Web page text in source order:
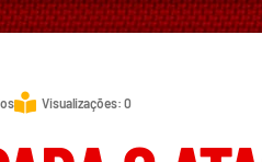
Visualizações: 0